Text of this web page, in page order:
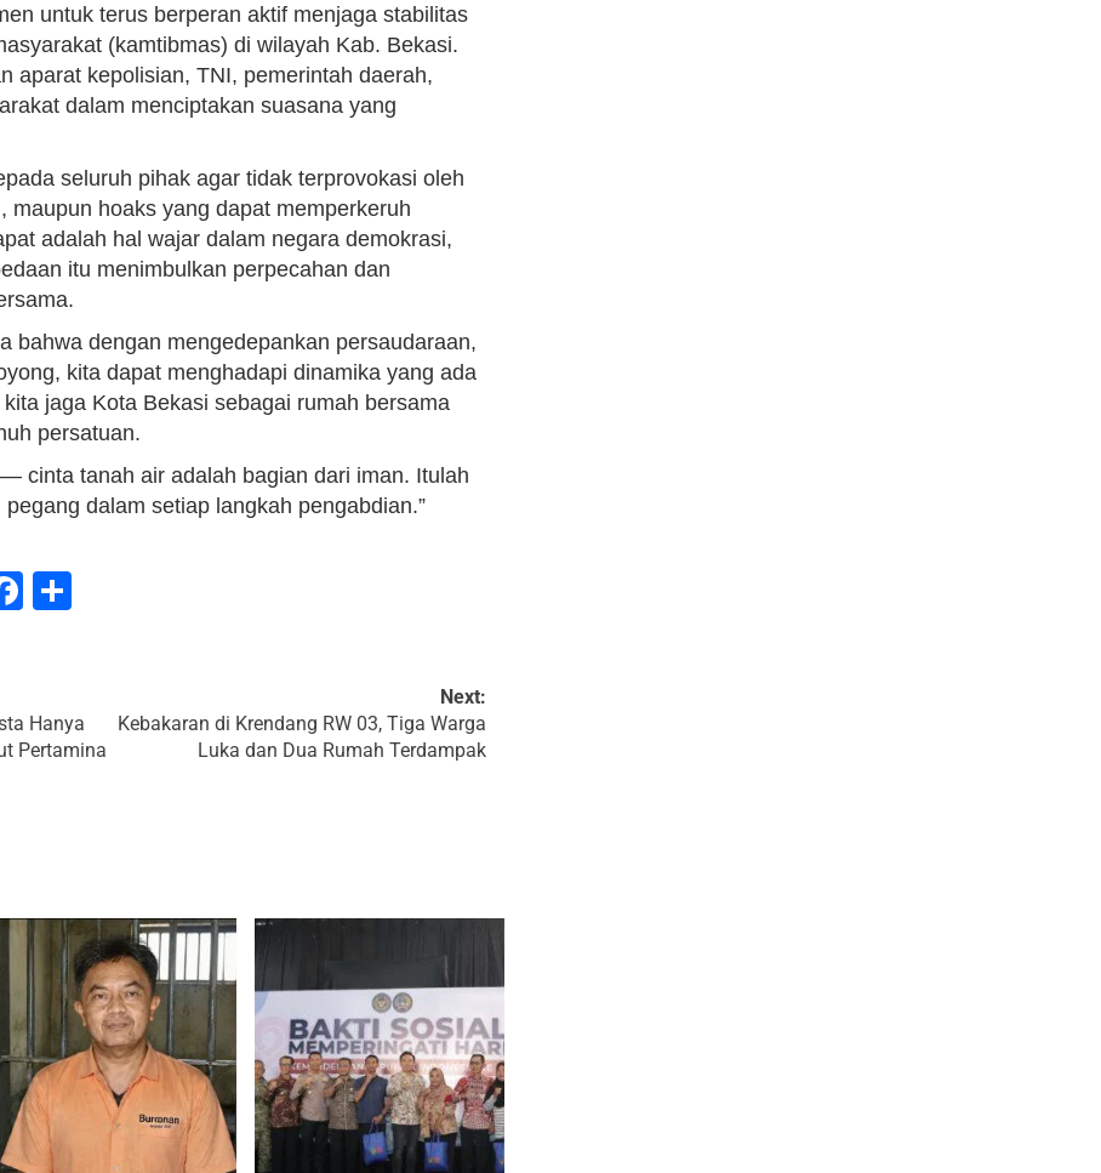
untuk terus berperan aktif menjaga stabilitas
(kamtibmas) di wilayah Kab. Bekasi.
aparat kepolisian, TNI, pemerintah daerah,
dalam menciptakan suasana yang
seluruh pihak agar tidak terprovokasi oleh
maupun hoaks yang dapat memperkeruh
adalah hal wajar dalam negara demokrasi,
itu menimbulkan perpecahan dan
bahwa dengan mengedepankan persaudaraan,
kita dapat menghadapi dinamika yang ada
jaga Kota Bekasi sebagai rumah bersama
persatuan.
cinta tanah air adalah bagian dari iman. Itulah
dalam setiap langkah pengabdian.”
Facebook
Hanya
Pertamina
Next:
Kebakaran di Krendang RW 03, Tiga Warga
Luka dan Dua Rumah Terdampak